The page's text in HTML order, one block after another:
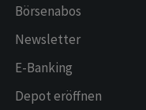
Börsenabos
Newsletter
E-Banking
Depot eröffnen